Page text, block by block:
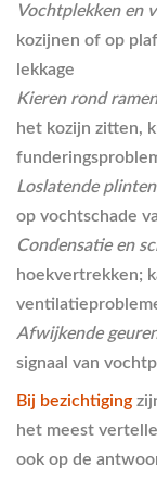
Vochtplekken en
kozijnen of op
lekkage
Kieren rond
het kozijn zitten,
Loslatende
op vochtschade
Condensatie en
hoekvertrekken;
Afwijkende
signaal van
Bij bezichtiging
het meest
ook op de